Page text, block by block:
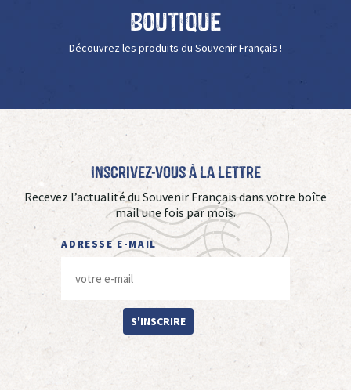
Boutique
Découvrez les produits du Souvenir Français !
Inscrivez-vous à La Lettre
Recevez l’actualité du Souvenir Français dans votre boîte
mail une fois par mois.
ADRESSE E-MAIL
S'INSCRIRE